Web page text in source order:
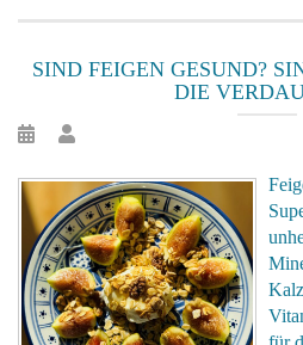
SIND FEIGEN GESUND?
DIE